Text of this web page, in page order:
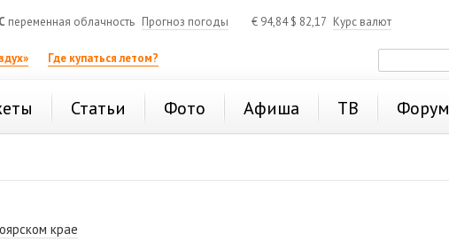
переменная облачность Прогноз погоды € 94,84$ 82,17 Курс валют
Где купаться летом?
Статьи Фото Афиша ТВ Форум
крае